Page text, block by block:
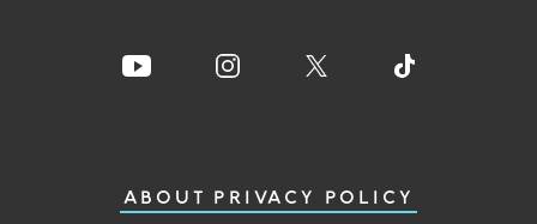
ABOUT PRIVACY POLICY